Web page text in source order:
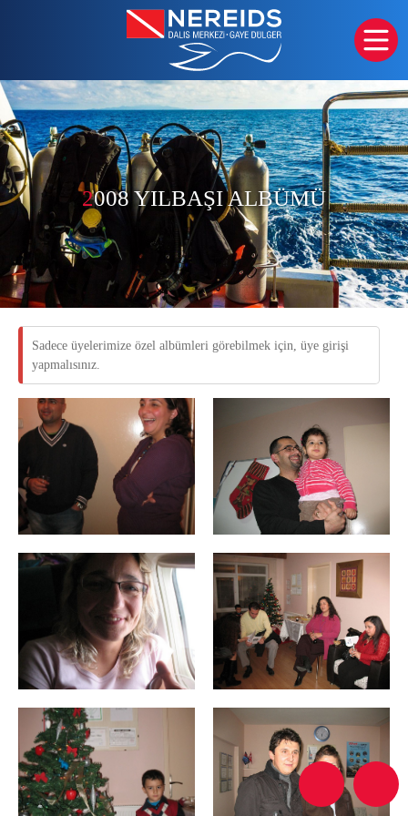
2008 YILBAŞI ALBÜMÜ
Sadece üyelerimize özel albümleri görebilmek için, üye girişi
yapmalısınız.